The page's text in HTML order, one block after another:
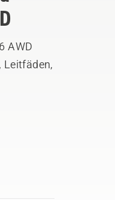
AWD
Leitfäden,